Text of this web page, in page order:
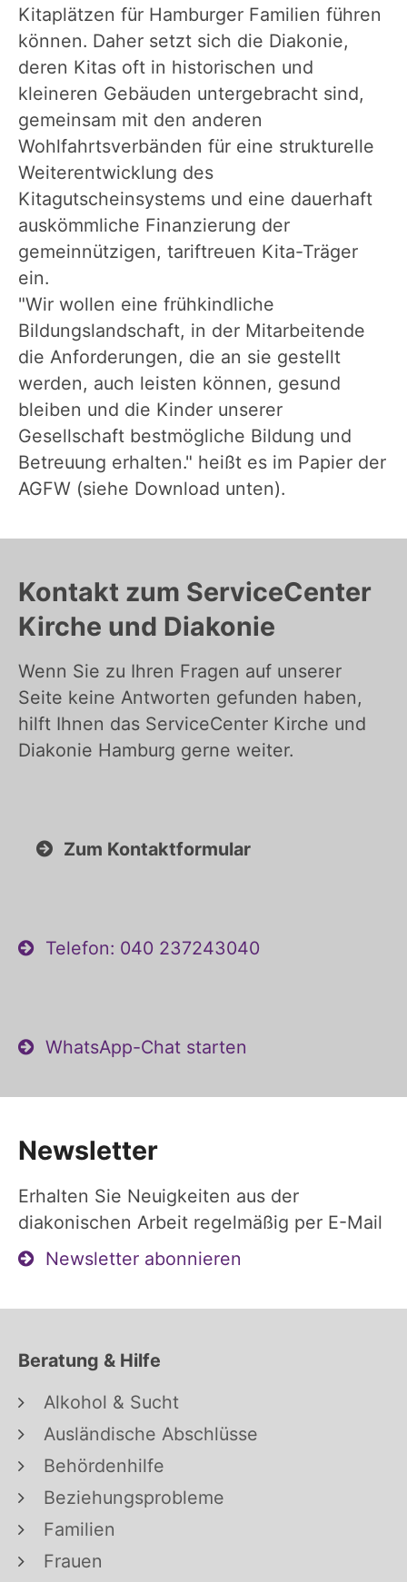
Kitaplätzen für Hamburger Familien führen
können. Daher setzt sich die Diakonie,
deren Kitas oft in historischen und
kleineren Gebäuden untergebracht sind,
gemeinsam mit den anderen
Wohlfahrtsverbänden für eine strukturelle
Weiterentwicklung des
Kitagutscheinsystems und eine dauerhaft
auskömmliche Finanzierung der
gemeinnützigen, tariftreuen Kita-Träger
ein.
"Wir wollen eine frühkindliche
Bildungslandschaft, in der Mitarbeitende
die Anforderungen, die an sie gestellt
werden, auch leisten können, gesund
bleiben und die Kinder unserer
Gesellschaft bestmögliche Bildung und
Betreuung erhalten." heißt es im Papier der
AGFW (siehe Download unten).
Kontakt zum ServiceCenter
Kirche und Diakonie
Wenn Sie zu Ihren Fragen auf unserer
Seite keine Antworten gefunden haben,
hilft Ihnen das ServiceCenter Kirche und
Diakonie Hamburg gerne weiter.
Zum Kontaktformular
Telefon: 040 237243040
WhatsApp-Chat starten
Newsletter
Erhalten Sie Neuigkeiten aus der
diakonischen Arbeit regelmäßig per E-Mail
Newsletter abonnieren
Beratung & Hilfe
Alkohol & Sucht
Ausländische Abschlüsse
Behördenhilfe
Beziehungsprobleme
Familien
Frauen